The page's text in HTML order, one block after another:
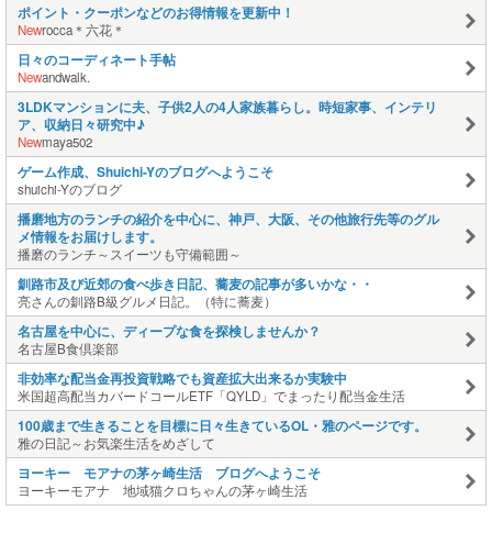
ポイント・クーポンなどのお得情報を更新中！
Newrocca＊六花＊
日々のコーディネート手帖
Newandwalk.
3LDKマンションに夫、子供2人の4人家族暮らし。時短家事、インテリ
ア、収納日々研究中♪
Newmaya502
ゲーム作成、Shuichi-Yのブログへようこそ
shuichi-Yのブログ
播磨地方のランチの紹介を中心に、神戸、大阪、その他旅行先等のグル
メ情報をお届けします。
播磨のランチ～スイーツも守備範囲～
釧路市及び近郊の食べ歩き日記、蕎麦の記事が多いかな・・
亮さんの釧路B級グルメ日記。（特に蕎麦）
名古屋を中心に、ディープな食を探検しませんか？
名古屋B食倶楽部
非効率な配当金再投資戦略でも資産拡大出来るか実験中
米国超高配当カバードコールETF「QYLD」でまったり配当金生活
100歳まで生きることを目標に日々生きているOL・雅のページです。
雅の日記～お気楽生活をめざして
ヨーキー モアナの茅ヶ崎生活 ブログへようこそ
ヨーキーモアナ 地域猫クロちゃんの茅ヶ崎生活